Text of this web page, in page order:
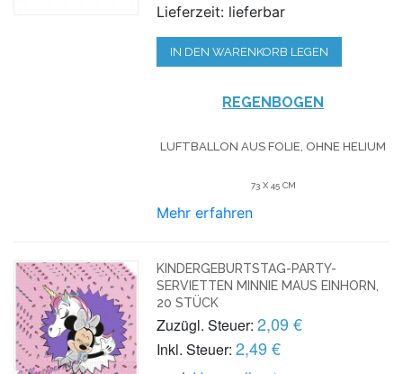
Lieferzeit: lieferbar
IN DEN WARENKORB LEGEN
REGENBOGEN
LUFTBALLON AUS FOLIE, OHNE HELIUM
73 X 45 CM
Mehr erfahren
KINDERGEBURTSTAG-PARTY-
SERVIETTEN MINNIE MAUS EINHORN,
20 STÜCK
Zuzügl. Steuer: 2,09 €
Inkl. Steuer: 2,49 €